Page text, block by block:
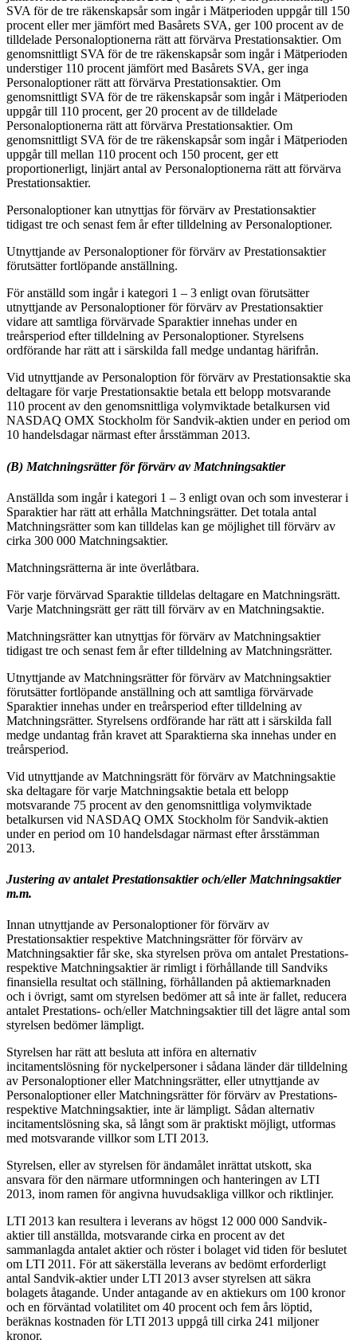
SVA för de tre räkenskapsår som ingår i Mätperioden uppgår till 150
procent eller mer jämfört med Basårets SVA, ger 100 procent av de
tilldelade Personaloptionerna rätt att förvärva Prestationsaktier. Om
genomsnittligt SVA för de tre räkenskapsår som ingår i Mätperioden
understiger 110 procent jämfört med Basårets SVA, ger inga
Personaloptioner rätt att förvärva Prestationsaktier. Om
genomsnittligt SVA för de tre räkenskapsår som ingår i Mätperioden
uppgår till 110 procent, ger 20 procent av de tilldelade
Personaloptionerna rätt att förvärva Prestationsaktier. Om
genomsnittligt SVA för de tre räkenskapsår som ingår i Mätperioden
uppgår till mellan 110 procent och 150 procent, ger ett
proportionerligt, linjärt antal av Personaloptionerna rätt att förvärva
Prestationsaktier.
Personaloptioner kan utnyttjas för förvärv av Prestationsaktier
tidigast tre och senast fem år efter tilldelning av Personaloptioner.
Utnyttjande av Personaloptioner för förvärv av Prestationsaktier
förutsätter fortlöpande anställning.
För anställd som ingår i kategori 1 – 3 enligt ovan förutsätter
utnyttjande av Personaloptioner för förvärv av Prestationsaktier
vidare att samtliga förvärvade Sparaktier innehas under en
treårsperiod efter tilldelning av Personaloptioner. Styrelsens
ordförande har rätt att i särskilda fall medge undantag härifrån.
Vid utnyttjande av Personaloption för förvärv av Prestationsaktie ska
deltagare för varje Prestationsaktie betala ett belopp motsvarande
110 procent av den genomsnittliga volymviktade betalkursen vid
NASDAQ OMX Stockholm för Sandvik-aktien under en period om
10 handelsdagar närmast efter årsstämman 2013.
(B) Matchningsrätter för förvärv av Matchningsaktier
Anställda som ingår i kategori 1 – 3 enligt ovan och som investerar i
Sparaktier har rätt att erhålla Matchningsrätter. Det totala antal
Matchningsrätter som kan tilldelas kan ge möjlighet till förvärv av
cirka 300 000 Matchningsaktier.
Matchningsrätterna är inte överlåtbara.
För varje förvärvad Sparaktie tilldelas deltagare en Matchningsrätt.
Varje Matchningsrätt ger rätt till förvärv av en Matchningsaktie.
Matchningsrätter kan utnyttjas för förvärv av Matchningsaktier
tidigast tre och senast fem år efter tilldelning av Matchningsrätter.
Utnyttjande av Matchningsrätter för förvärv av Matchningsaktier
förutsätter fortlöpande anställning och att samtliga förvärvade
Sparaktier innehas under en treårsperiod efter tilldelning av
Matchningsrätter. Styrelsens ordförande har rätt att i särskilda fall
medge undantag från kravet att Sparaktierna ska innehas under en
treårsperiod.
Vid utnyttjande av Matchningsrätt för förvärv av Matchningsaktie
ska deltagare för varje Matchningsaktie betala ett belopp
motsvarande 75 procent av den genomsnittliga volymviktade
betalkursen vid NASDAQ OMX Stockholm för Sandvik-aktien
under en period om 10 handelsdagar närmast efter årsstämman
2013.
Justering av antalet Prestationsaktier och/eller Matchningsaktier
m.m.
Innan utnyttjande av Personaloptioner för förvärv av
Prestationsaktier respektive Matchningsrätter för förvärv av
Matchningsaktier får ske, ska styrelsen pröva om antalet Prestations-
respektive Matchningsaktier är rimligt i förhållande till Sandviks
finansiella resultat och ställning, förhållanden på aktiemarknaden
och i övrigt, samt om styrelsen bedömer att så inte är fallet, reducera
antalet Prestations- och/eller Matchningsaktier till det lägre antal som
styrelsen bedömer lämpligt.
Styrelsen har rätt att besluta att införa en alternativ
incitamentslösning för nyckelpersoner i sådana länder där tilldelning
av Personaloptioner eller Matchningsrätter, eller utnyttjande av
Personaloptioner eller Matchningsrätter för förvärv av Prestations-
respektive Matchningsaktier, inte är lämpligt. Sådan alternativ
incitamentslösning ska, så långt som är praktiskt möjligt, utformas
med motsvarande villkor som LTI 2013.
Styrelsen, eller av styrelsen för ändamålet inrättat utskott, ska
ansvara för den närmare utformningen och hanteringen av LTI
2013, inom ramen för angivna huvudsakliga villkor och riktlinjer.
LTI 2013 kan resultera i leverans av högst 12 000 000 Sandvik-
aktier till anställda, motsvarande cirka en procent av det
sammanlagda antalet aktier och röster i bolaget vid tiden för beslutet
om LTI 2011. För att säkerställa leverans av bedömt erforderligt
antal Sandvik-aktier under LTI 2013 avser styrelsen att säkra
bolagets åtagande. Under antagande av en aktiekurs om 100 kronor
och en förväntad volatilitet om 40 procent och fem års löptid,
beräknas kostnaden för LTI 2013 uppgå till cirka 241 miljoner
kronor.